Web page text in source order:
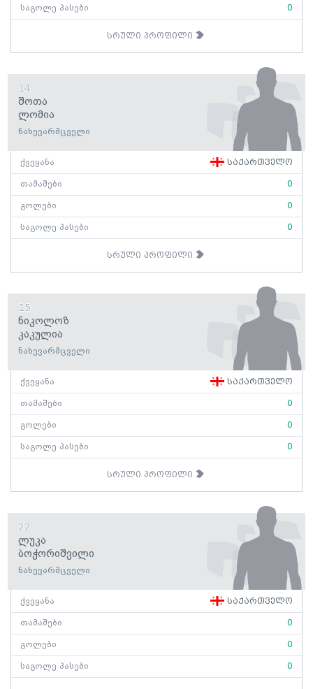
საგოლე პასები 0
სრული პროფილი
14
Შოთა
Ლომია
ნახევარმცველი
ქვეყანა საქართველო
თამაშები 0
გოლები 0
საგოლე პასები 0
სრული პროფილი
15
Ნიკოლოზ
Კაკულია
ნახევარმცველი
ქვეყანა საქართველო
თამაშები 0
გოლები 0
საგოლე პასები 0
სრული პროფილი
22
Ლუკა
Ბოჭორიშვილი
ნახევარმცველი
ქვეყანა საქართველო
თამაშები 0
გოლები 0
საგოლე პასები 0